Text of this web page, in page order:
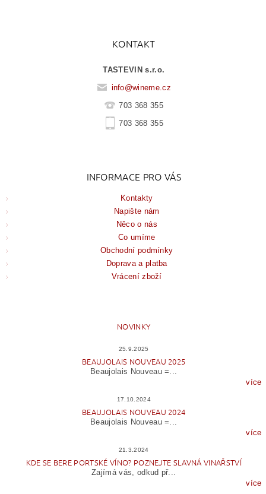
KONTAKT
TASTEVIN s.r.o.
info@wineme.cz
703 368 355
703 368 355
INFORMACE PRO VÁS
Kontakty
Napište nám
Něco o nás
Co umíme
Obchodní podmínky
Doprava a platba
Vrácení zboží
NOVINKY
25.9.2025
BEAUJOLAIS NOUVEAU 2025
Beaujolais Nouveau =...
více
17.10.2024
BEAUJOLAIS NOUVEAU 2024
Beaujolais Nouveau =...
více
21.3.2024
KDE SE BERE PORTSKÉ VÍNO? POZNEJTE SLAVNÁ VINAŘSTVÍ
Zajímá vás, odkud př...
více